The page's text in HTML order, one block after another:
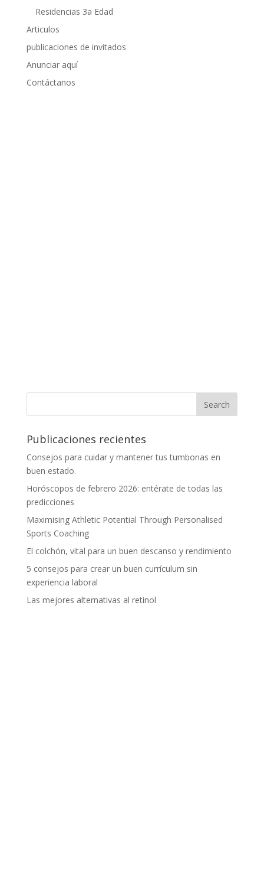
Residencias 3a Edad
Articulos
publicaciones de invitados
Anunciar aquí
Contáctanos
Publicaciones recientes
Consejos para cuidar y mantener tus tumbonas en
buen estado.
Horóscopos de febrero 2026: entérate de todas las
predicciones
Maximising Athletic Potential Through Personalised
Sports Coaching
El colchón, vital para un buen descanso y rendimiento
5 consejos para crear un buen currículum sin
experiencia laboral
Las mejores alternativas al retinol